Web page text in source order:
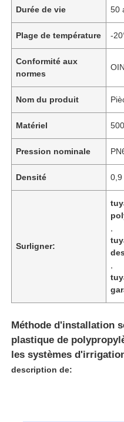
Durée de vie 50
Plage de température -
Conformité aux
normes
Nom du produit
Matériel
Pression nominale
Densité 0,9
Surligner:
Méthode d'installation
plastique de
les systèmes
description de: